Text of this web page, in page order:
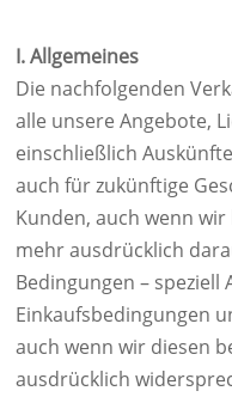
I. Allgemeines
Die nachfolgenden
alle unsere Angebote,
einschließlich
auch für zukünftige
Kunden, auch wenn
mehr ausdrücklich
Bedingungen – speziell
Einkaufsbedingungen
auch wenn wir diesen
ausdrücklich